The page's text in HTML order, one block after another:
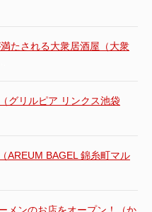
たされる大衆居酒屋（大衆
グリルピア リンクス池袋
AREUM BAGEL 錦糸町マル
メンのお店をオープン！（か